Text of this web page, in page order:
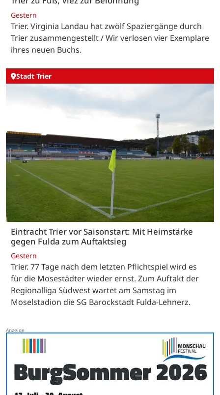
Gestern
Trier. Virginia Landau hat zwölf Spaziergänge durch
Trier zusammengestellt / Wir verlosen vier Exemplare
ihres neuen Buchs.
Stadt Trier
Eintracht Trier vor Saisonstart: Mit Heimstärke
gegen Fulda zum Auftaktsieg
Gestern
Trier. 77 Tage nach dem letzten Pflichtspiel wird es
für die Mosestädter wieder ernst. Zum Auftakt der
Regionalliga Südwest wartet am Samstag im
Moselstadion die SG Barockstadt Fulda-Lehnerz.